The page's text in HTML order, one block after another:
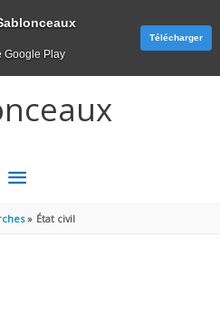
MENU
PRINCIPAL
État civil
Google Play
Télécharger